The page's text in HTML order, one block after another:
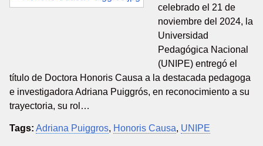
celebrado el 21 de
noviembre del 2024, la
Universidad
Pedagógica Nacional
(UNIPE) entregó el
título de Doctora Honoris Causa a la destacada pedagoga
e investigadora Adriana Puiggrós, en reconocimiento a su
trayectoria, su rol…
Tags: Adriana Puiggros, Honoris Causa, UNIPE